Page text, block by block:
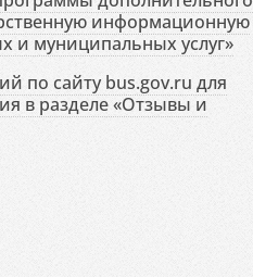
информационную
и муниципальных услуг»
по сайту bus.gov.ru для
в разделе «Отзывы и